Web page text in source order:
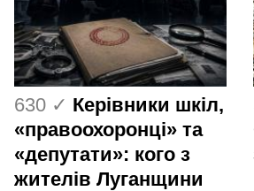
630 ✓ Керівники шкіл,
«правоохоронці» та
«депутати»: кого з
жителів Луганщини